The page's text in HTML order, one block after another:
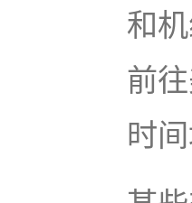
和
前
时